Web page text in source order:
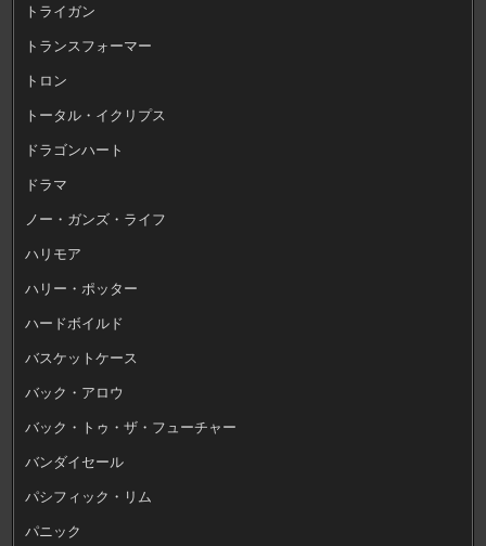
トライガン
トランスフォーマー
トロン
トータル・イクリプス
ドラゴンハート
ドラマ
ノー・ガンズ・ライフ
ハリモア
ハリー・ポッター
ハードボイルド
バスケットケース
バック・アロウ
バック・トゥ・ザ・フューチャー
バンダイセール
パシフィック・リム
パニック